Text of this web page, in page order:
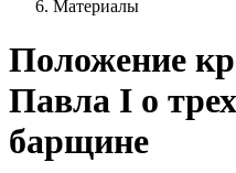
Материалы
Положение
Павла I о
барщине